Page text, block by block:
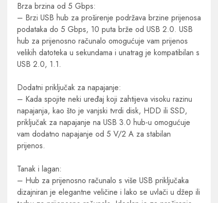
Brza brzina od 5 Gbps:
– Brzi USB hub za proširenje podržava brzine prijenosa
podataka do 5 Gbps, 10 puta brže od USB 2.0. USB
hub za prijenosno računalo omogućuje vam prijenos
velikih datoteka u sekundama i unatrag je kompatibilan s
USB 2.0, 1.1.
Dodatni priključak za napajanje:
– Kada spojite neki uređaj koji zahtijeva visoku razinu
napajanja, kao što je vanjski tvrdi disk, HDD ili SSD,
priključak za napajanje na USB 3.0 hub-u omogućuje
vam dodatno napajanje od 5 V/2 A za stabilan
prijenos.
Tanak i lagan:
– Hub za prijenosno računalo s više USB priključaka
dizajniran je elegantne veličine i lako se uvlači u džep ili